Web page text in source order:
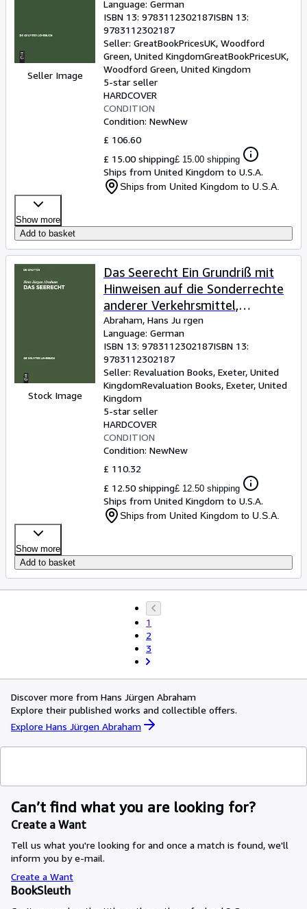
Seller Image
Binnenschiffahrts- Und Luftrecht
-Language: german
Language: German
ISBN 13: 9783112302187ISBN 13:
9783112302187
Seller: GreatBookPricesUK, Woodford
Green, United KingdomGreatBookPricesUK,
Woodford Green, United Kingdom
5-star seller
HARDCOVER
CONDITION
Condition: NewNew
£ 106.60
£ 15.00 shipping£ 15.00 shipping
Ships from United Kingdom to U.S.A.
Ships from United Kingdom to U.S.A.
Show more
Add to basket
Stock Image
Das Seerecht Ein Grundriß mit
Hinweisen auf die Sonderrechte
anderer Verkehrsmittel,
vornehmlich das
Binnenschiffahrts und Luftrecht
Abraham, Hans Ju rgen
Language: German
ISBN 13: 9783112302187ISBN 13:
9783112302187
Seller: Revaluation Books, Exeter, United
KingdomRevaluation Books, Exeter, United
Kingdom
5-star seller
HARDCOVER
CONDITION
Condition: NewNew
£ 110.32
£ 12.50 shipping£ 12.50 shipping
Ships from United Kingdom to U.S.A.
Ships from United Kingdom to U.S.A.
Show more
Add to basket
1
2
3
Discover more from Hans Jürgen Abraham
Explore their published works and collectible offers.
Explore Hans Jürgen Abraham
Can’t find what you are looking for?
Create a Want
Tell us what you're looking for and once a match is found, we'll
inform you by e-mail.
Create a Want
BookSleuth